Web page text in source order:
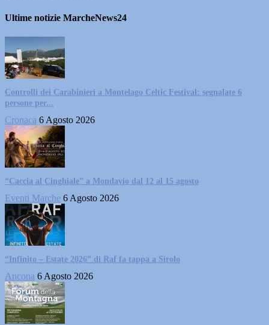
Ultime notizie MarcheNews24
Controlli dei Carabinieri a Montelago Celtic Festival: segnalate 6
persone per...
Cronaca 6 Agosto 2026
“Caccia al Cinghiale” a Mondavio dal 12 al 15 agosto
Eventi Marche 6 Agosto 2026
“Infinito – Estate 2026” di Raf fa tappa a Sirolo
Ancona 6 Agosto 2026